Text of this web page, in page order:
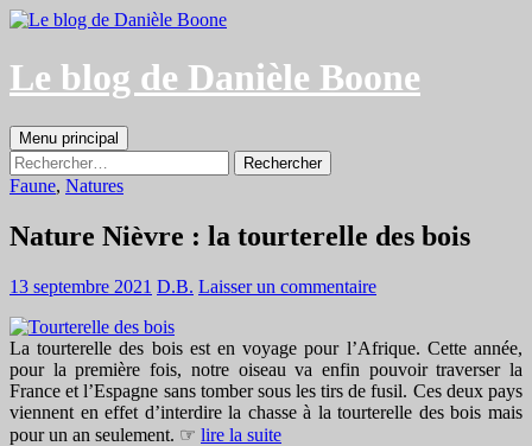
Aller
contenu
Le blog de Danièle Boone
Recherche
Menu principal
Rechercher :
Faune, Natures
Nature Nièvre : la tourterelle des bois
13 septembre 2021 D.B. Laisser un commentaire
La tourterelle des bois est en voyage pour l’Afrique. Cette année,
pour la première fois, notre oiseau va enfin pouvoir traverser la
France et l’Espagne sans tomber sous les tirs de fusil. Ces deux pays
viennent en effet d’interdire la chasse à la tourterelle des bois mais
pour un an seulement. ☞ lire la suite